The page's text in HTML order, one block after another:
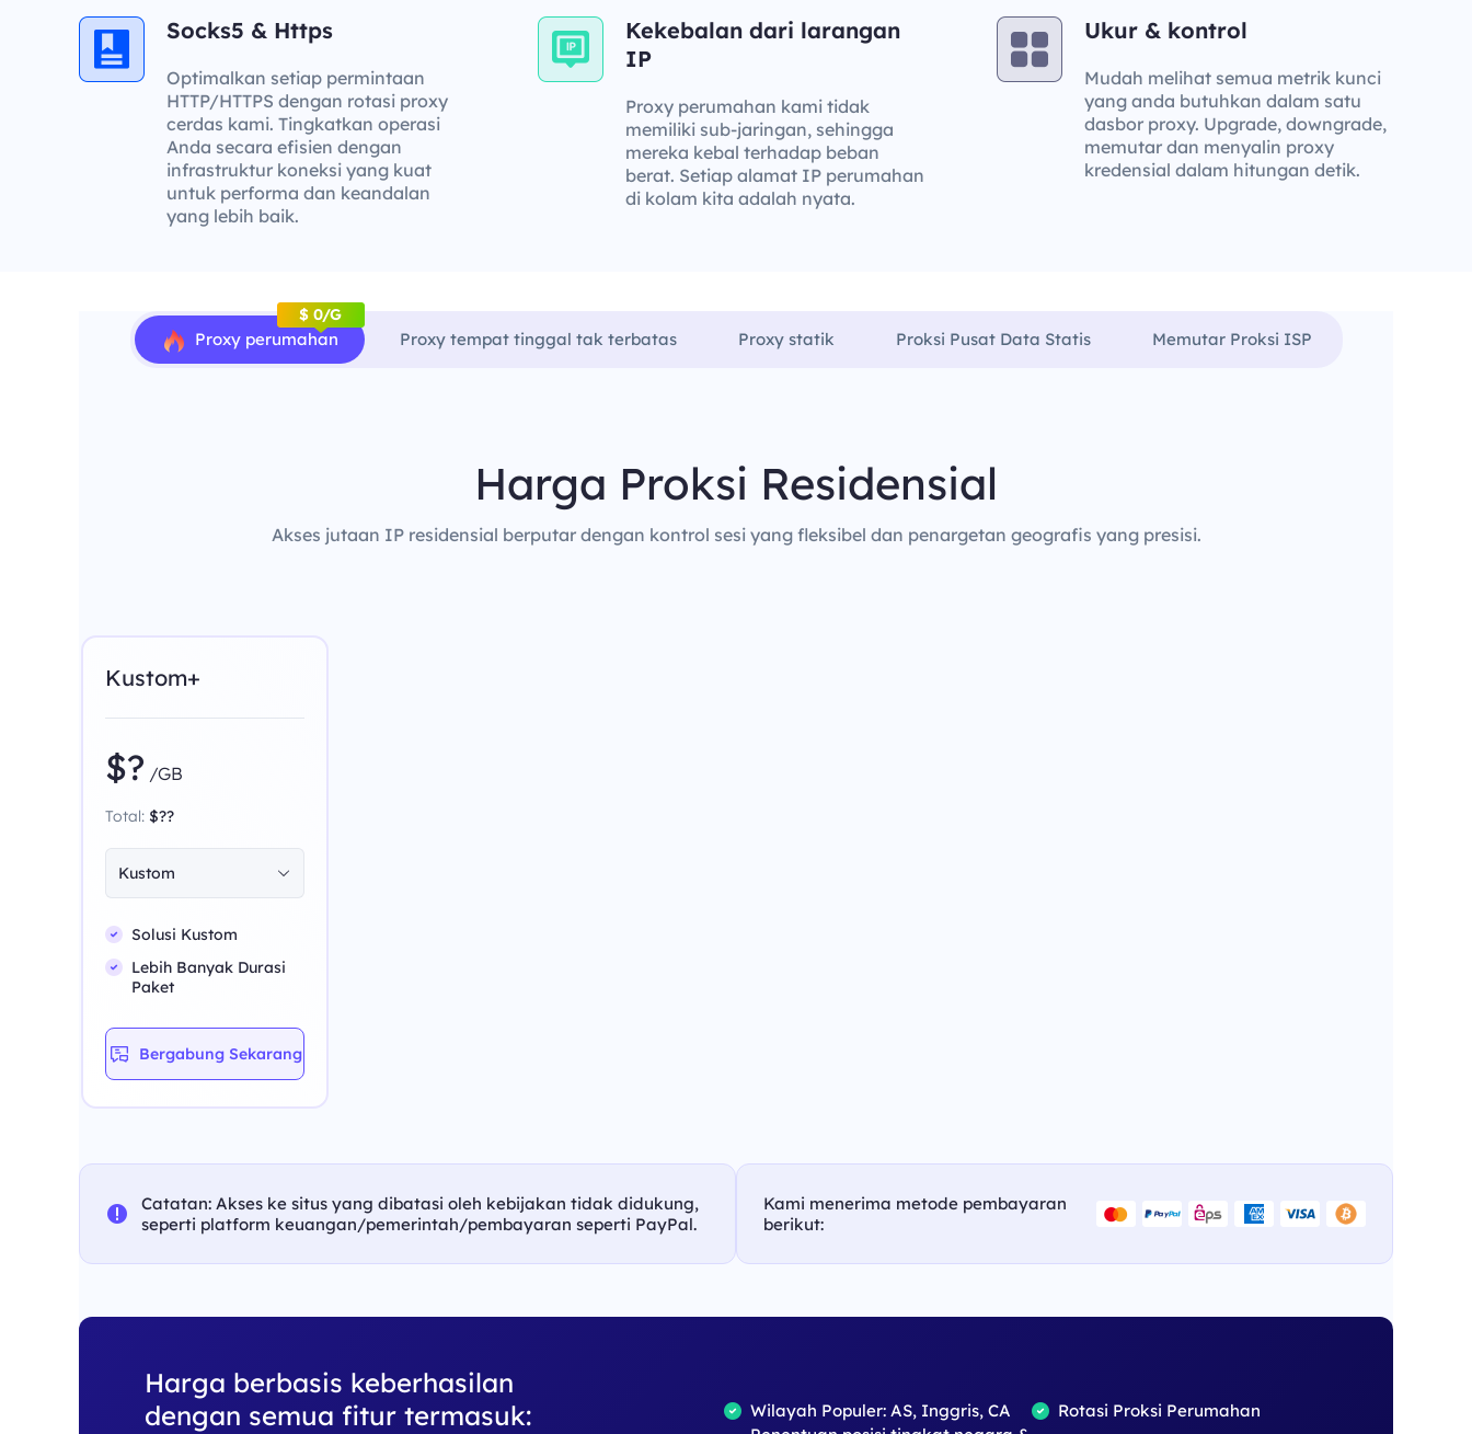
Socks5 & Https
Optimalkan setiap permintaan
HTTP/HTTPS dengan rotasi proxy
cerdas kami. Tingkatkan operasi
Anda secara efisien dengan
infrastruktur koneksi yang kuat
untuk performa dan keandalan
yang lebih baik.
Kekebalan dari larangan
IP
Proxy perumahan kami tidak
memiliki sub-jaringan, sehingga
mereka kebal terhadap beban
berat. Setiap alamat IP perumahan
di kolam kita adalah nyata.
Ukur & kontrol
Mudah melihat semua metrik kunci
yang anda butuhkan dalam satu
dasbor proxy. Upgrade, downgrade,
memutar dan menyalin proxy
kredensial dalam hitungan detik.
Proxy perumahan
$ 0/G
Proxy tempat tinggal tak terbatas Proxy statik Proksi Pusat Data Statis Memutar Proksi ISP
Harga Proksi Residensial
Akses jutaan IP residensial berputar dengan kontrol sesi yang fleksibel dan penargetan geografis yang presisi.
Kustom+
$? /GB
Total: $??
Kustom
Solusi Kustom
Lebih Banyak Durasi
Paket
Bergabung Sekarang
Catatan: Akses ke situs yang dibatasi oleh kebijakan tidak didukung,
seperti platform keuangan/pemerintah/pembayaran seperti PayPal.
Kami menerima metode pembayaran
berikut:
Harga berbasis keberhasilan
dengan semua fitur termasuk:
Wilayah Populer: AS, Inggris, CA
Rotasi Proksi Perumahan